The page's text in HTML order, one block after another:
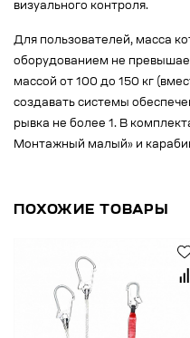
визуального контроля.
Для пользователей, масса
оборудованием не
массой от 100 до 150 кг
создавать системы
рывка не более 1. В
Монтажный малый» и
ПОХОЖИЕ ТОВАРЫ